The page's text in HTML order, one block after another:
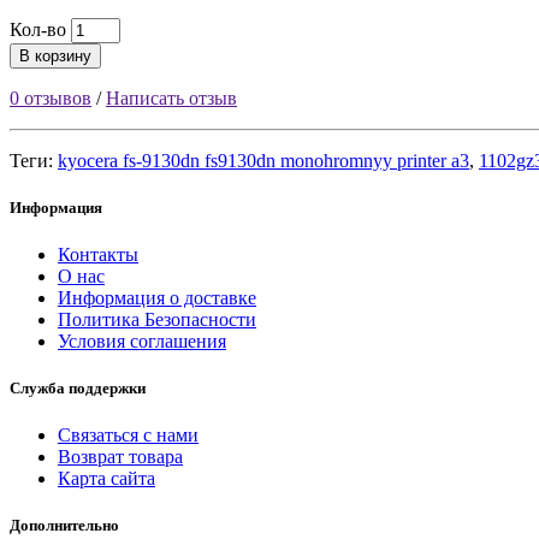
Кол-во
В корзину
0 отзывов /Написать отзыв
Теги: kyocera fs-9130dn fs9130dn monohromnyy printer a3,
Информация
Контакты
О нас
Информация о доставке
Политика Безопасности
Условия соглашения
Служба поддержки
Связаться с нами
Возврат товара
Карта сайта
Дополнительно